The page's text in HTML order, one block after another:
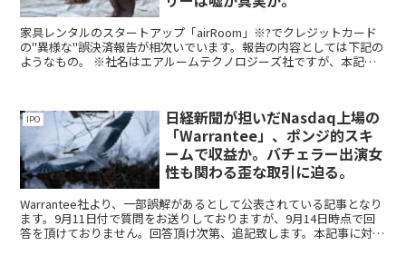
家具レンタルのスタートアップ「airRoom」※?でクレジットカード
の"異様な"誤決済報告が相次いでいます。報告の内容としては下記の
ようなもの。 ※社名はエアルームテクノロジーズ社ですが、本記事
IPO
日経新聞が担いだNasdaq上場の
「Warrantee」、ポンジ的スキ
ームで収益か。バチェラー出演女
性も関わる歪な取引に迫る。
Warrantee社より、一部誤解があるとして公表されている記事となり
ます。9月11日付で質問をお送りしておりますが、9月14日時点で回
答を頂けておりません。回答頂け次第、追記致します。本記事に対す